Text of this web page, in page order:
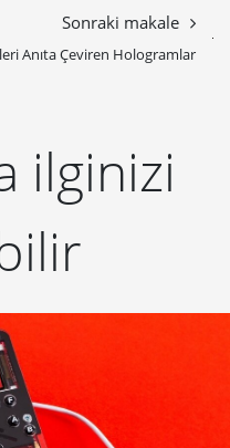
Sonraki makale
Anıta Çeviren Hologramlar
ilginizi